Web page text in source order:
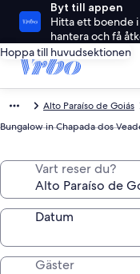
Byt till appen
Hitta ett boende
hantera och få
Hoppa till huvudsektionen
Alto Paraíso de Goiás
Bungalow in Chapada dos
Vart reser du?
Datum
Gäster